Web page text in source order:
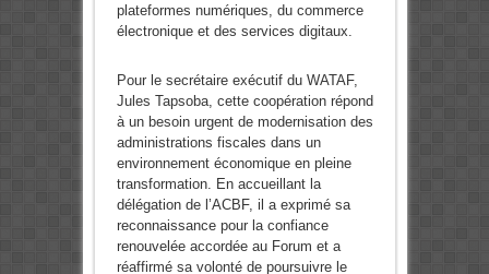
plateformes numériques, du commerce
électronique et des services digitaux.
Pour le secrétaire exécutif du WATAF,
Jules Tapsoba, cette coopération répond
à un besoin urgent de modernisation des
administrations fiscales dans un
environnement économique en pleine
transformation. En accueillant la
délégation de l’ACBF, il a exprimé sa
reconnaissance pour la confiance
renouvelée accordée au Forum et a
réaffirmé sa volonté de poursuivre le